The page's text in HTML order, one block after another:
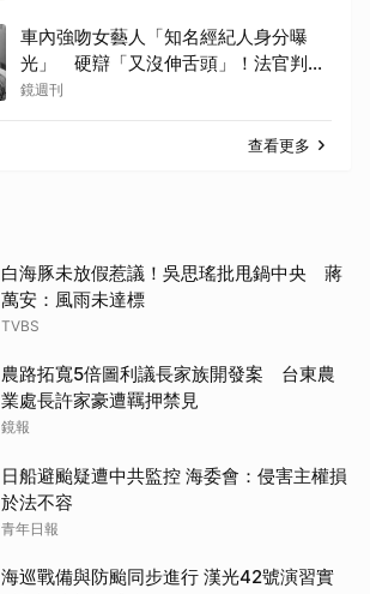
車內強吻女藝人「知名經紀人身分曝
光」 硬辯「又沒伸舌頭」！法官判決
書罕見批噁心
鏡週刊
查看更多
白海豚未放假惹議！吳思瑤批甩鍋中央 蔣
萬安：風雨未達標
TVBS
農路拓寬5倍圖利議長家族開發案 台東農
業處長許家豪遭羈押禁見
鏡報
日船避颱疑遭中共監控 海委會：侵害主權損
於法不容
青年日報
海巡戰備與防颱同步進行 漢光42號演習實